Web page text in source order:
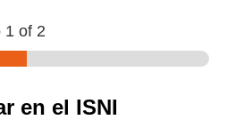
1 of 2
en el ISNI